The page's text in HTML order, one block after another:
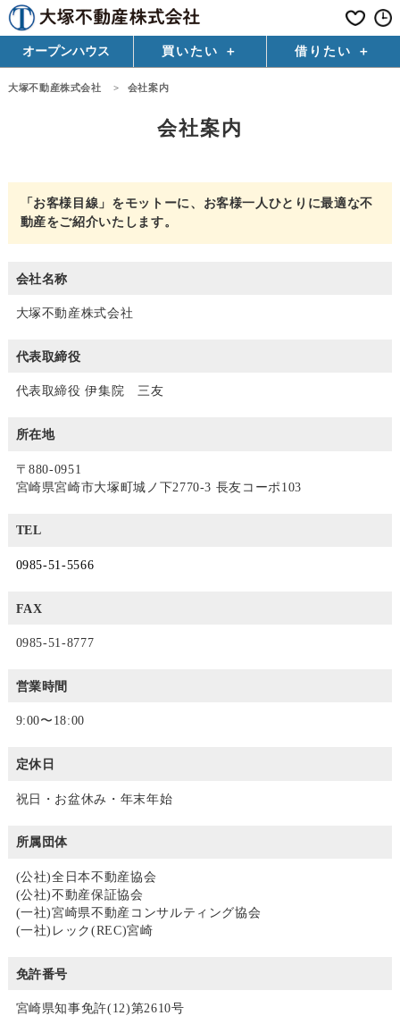
オープンハウス 買いたい 借りたい
大塚不動産株式会社 > 会社案内
会社案内
「お客様目線」をモットーに、お客様一人ひとりに最適な不
動産をご紹介いたします。
会社名称
大塚不動産株式会社
代表取締役
代表取締役 伊集院 三友
所在地
〒880-0951
宮崎県宮崎市大塚町城ノ下2770-3 長友コーポ103
TEL
0985-51-5566
FAX
0985-51-8777
営業時間
9:00〜18:00
定休日
祝日・お盆休み・年末年始
所属団体
(公社)全日本不動産協会
(公社)不動産保証協会
(一社)宮崎県不動産コンサルティング協会
(一社)レック(REC)宮崎
免許番号
宮崎県知事免許(12)第2610号